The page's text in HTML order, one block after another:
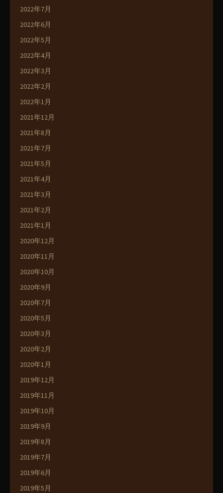
2022年7月
2022年6月
2022年5月
2022年4月
2022年3月
2022年2月
2022年1月
2021年12月
2021年8月
2021年7月
2021年5月
2021年4月
2021年3月
2021年2月
2021年1月
2020年12月
2020年11月
2020年10月
2020年9月
2020年7月
2020年5月
2020年3月
2020年2月
2020年1月
2019年12月
2019年11月
2019年10月
2019年9月
2019年8月
2019年7月
2019年6月
2019年5月